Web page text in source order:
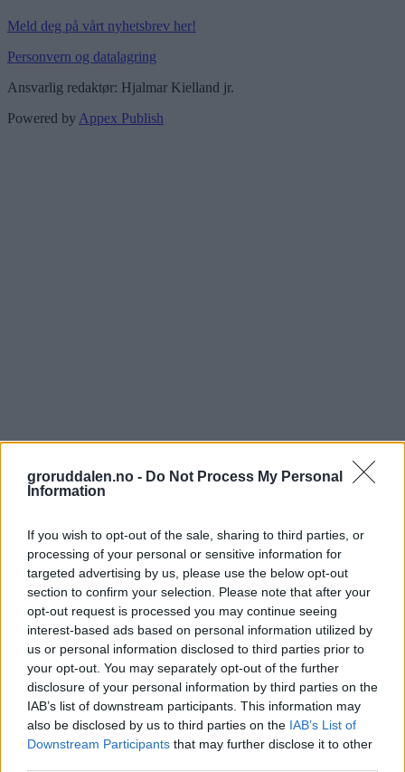
groruddalen.no - Do Not Process My Personal
Information
If you wish to opt-out of the sale, sharing to third parties, or
processing of your personal or sensitive information for
targeted advertising by us, please use the below opt-out
section to confirm your selection. Please note that after your
opt-out request is processed you may continue seeing
interest-based ads based on personal information utilized by
us or personal information disclosed to third parties prior to
your opt-out. You may separately opt-out of the further
disclosure of your personal information by third parties on the
IAB’s list of downstream participants. This information may
also be disclosed by us to third parties on the IAB’s List of
Downstream Participants that may further disclose it to other
Meld deg på vårt nyhetsbrev her!
Personvern og datalagring
Ansvarlig redaktør: Hjalmar Kielland jr.
Powered by Appex Publish